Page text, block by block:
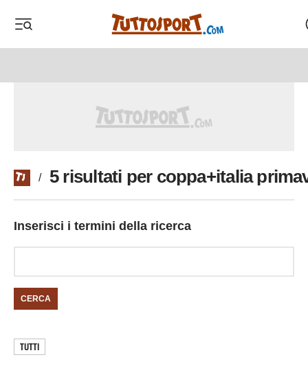
/ 5 risultati per coppa+italia
Inserisci i termini della ricerca
CERCA
TUTTI